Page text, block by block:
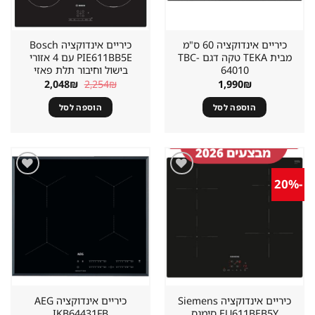
כיריים אינדוקציה 60 ס"מ
מבית TEKA טקה דגם TBC-
64010
1,990₪
הוספה לסל
כיריים אינדוקציה Bosch
PIE611BB5E עם 4 אזורי
בישול וחיבור תלת פאזי
2,254₪ המחיר
המקורי
היה:
2,254₪.
2,048₪ המחיר
הוספה לסל
-20%
‏כיריים אינדוקציה Siemens
‏כיריים אינדוקציה AEG